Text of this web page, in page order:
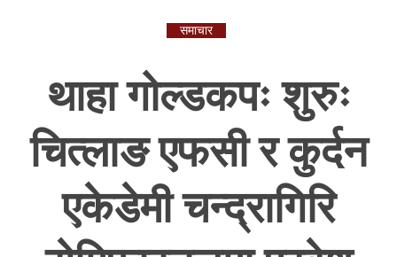
समाचार
थाहा गोल्डकपः शुरुः
चित्लाङ एफसी र कुर्दन
एकेडेमी चन्द्रागिरि